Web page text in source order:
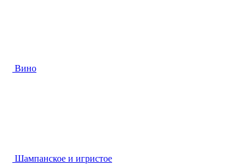
Вино
Шампанское и игристое